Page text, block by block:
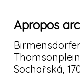
Apropos
Sochařská,